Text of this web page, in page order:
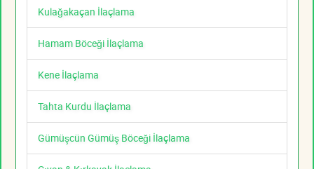
Kulağakaçan İlaçlama
Hamam Böceği İlaçlama
Kene İlaçlama
Tahta Kurdu İlaçlama
Gümüşcün Gümüş Böceği İlaçlama